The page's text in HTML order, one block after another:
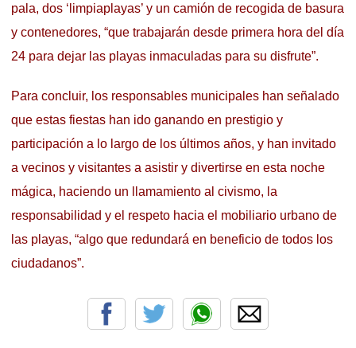
pala, dos ‘limpiaplayas’ y un camión de recogida de basura
y contenedores, “que trabajarán desde primera hora del día
24 para dejar las playas inmaculadas para su disfrute”.
Para concluir, los responsables municipales han señalado
que estas fiestas han ido ganando en prestigio y
participación a lo largo de los últimos años, y han invitado
a vecinos y visitantes a asistir y divertirse en esta noche
mágica, haciendo un llamamiento al civismo, la
responsabilidad y el respeto hacia el mobiliario urbano de
las playas, “algo que redundará en beneficio de todos los
ciudadanos”.